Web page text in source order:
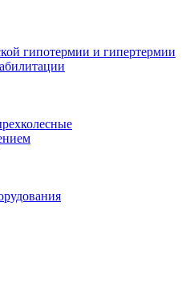
гипотермии и гипертермии